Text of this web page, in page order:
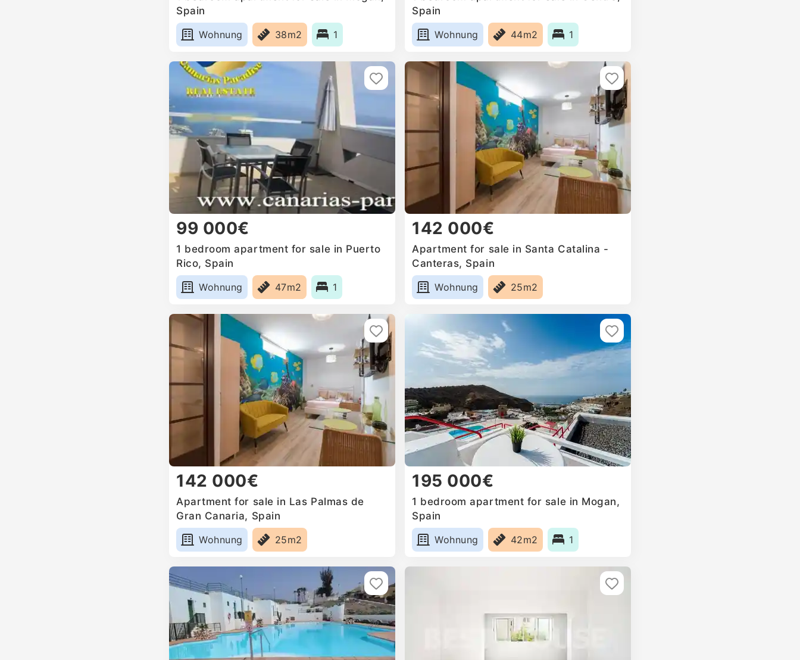
Spain
Wohnung
38m2 1
Spain
Wohnung
44m2 1
99 000€
1 bedroom apartment for sale in Puerto
Rico, Spain
Wohnung
47m2 1
142 000€
Apartment for sale in Santa Catalina -
Canteras, Spain
Wohnung
25m2
142 000€
Apartment for sale in Las Palmas de
Gran Canaria, Spain
Wohnung
25m2
195 000€
1 bedroom apartment for sale in Mogan,
Spain
Wohnung
42m2 1